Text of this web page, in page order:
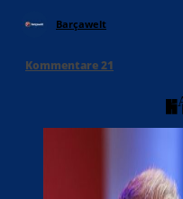
Barçawelt
Kommentare21
-